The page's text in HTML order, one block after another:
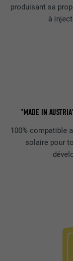
produisant sa
à
"MADE IN
100% compatible
solaire pour